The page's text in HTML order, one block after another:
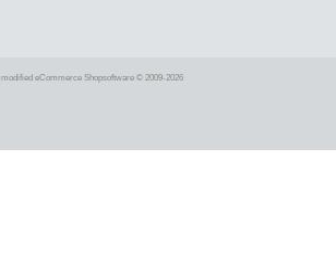
modified eCommerce Shopsoftware © 2009-2026